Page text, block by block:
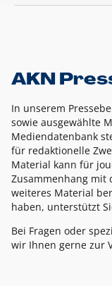
AKN
In unserem
sowie ausgewählte
Mediendatenbank
für redaktionelle
Material kann für
Zusammenhang mit
weiteres Material
haben, unterstützt
Bei Fragen oder
wir Ihnen gerne zur